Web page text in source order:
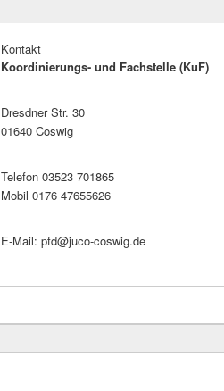
Kontakt
Koordinierungs- und Fachstelle (KuF)
Dresdner Str. 30
01640 Coswig
Telefon 03523 701865
Mobil 0176 47655626
E-Mail: pfd@juco-coswig.de